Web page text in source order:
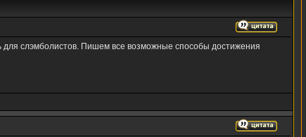
для слэмболистов. Пишем все возможные способы достижения